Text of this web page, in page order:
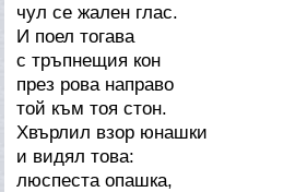
чул се жален глас.
И поел тогава
с тръпнещия кон
през рова направо
той към тоя стон.
Хвърлил взор юнашки
и видял това:
люспеста опашка,